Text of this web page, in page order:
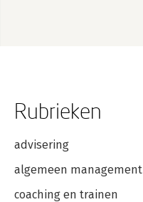
Rubrieken
advisering
algemeen management
coaching en trainen